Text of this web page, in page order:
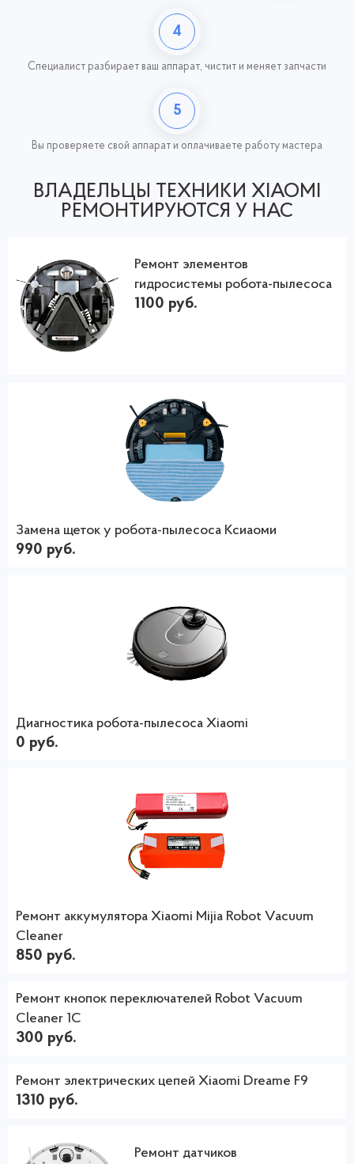
4
Специалист разбирает ваш аппарат, чистит и меняет запчасти
5
Вы проверяете свой аппарат и оплачиваете работу мастера
ВЛАДЕЛЬЦЫ ТЕХНИКИ XIAOMI
РЕМОНТИРУЮТСЯ У НАС
Ремонт элементов
гидросистемы робота-пылесоса
Сяоми
1100 руб.
Замена щеток у робота-пылесоса Ксиаоми
990 руб.
Диагностика робота-пылесоса Xiaomi
0 руб.
Ремонт аккумулятора Xiaomi Mijia Robot Vacuum
Cleaner
850 руб.
Ремонт кнопок переключателей Robot Vacuum
Cleaner 1C
300 руб.
Ремонт электрических цепей Xiaomi Dreame F9
1310 руб.
Ремонт датчиков